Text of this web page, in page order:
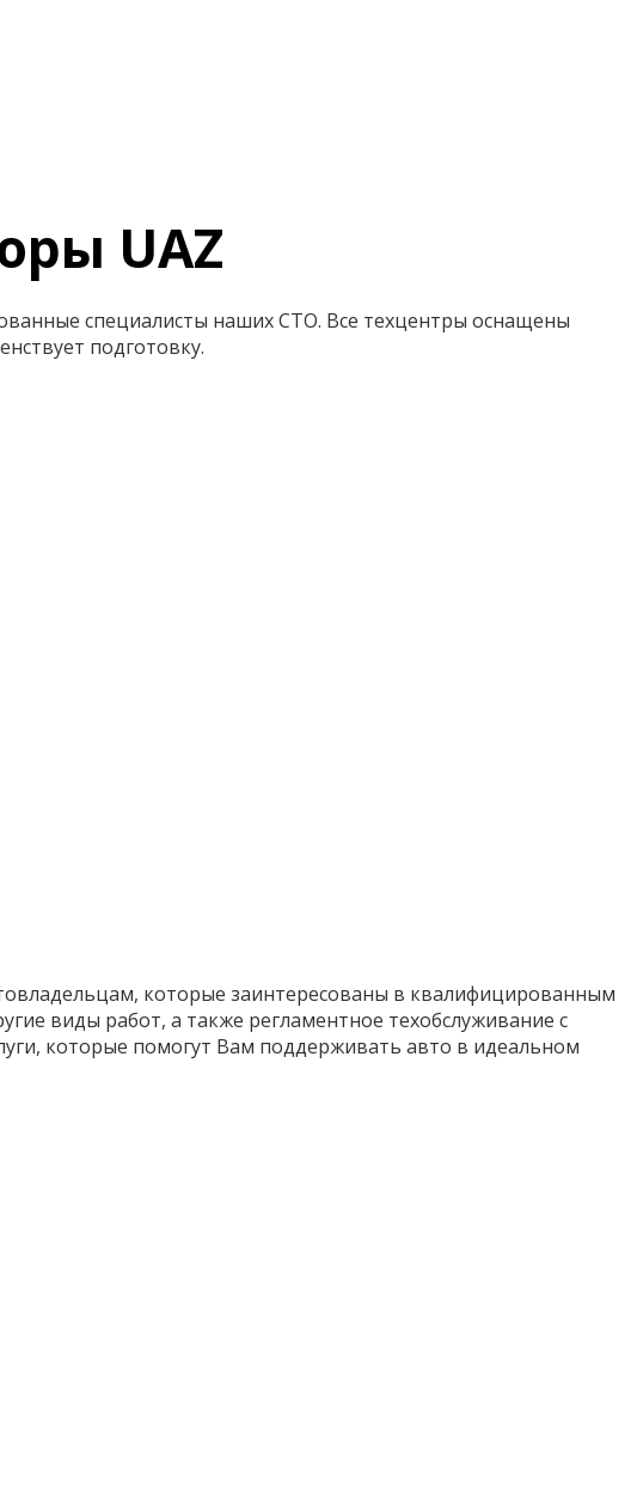
UAZ
специалисты наших СТО. Все техцентры оснащены
подготовку.
которые заинтересованы в квалифицированным
виды работ, а также регламентное техобслуживание с
которые помогут Вам поддерживать авто в идеальном